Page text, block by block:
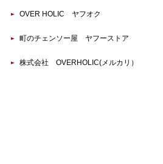
OVER HOLIC ヤフオク
町のチェンソー屋 ヤフーストア
株式会社 OVERHOLIC(メルカリ）